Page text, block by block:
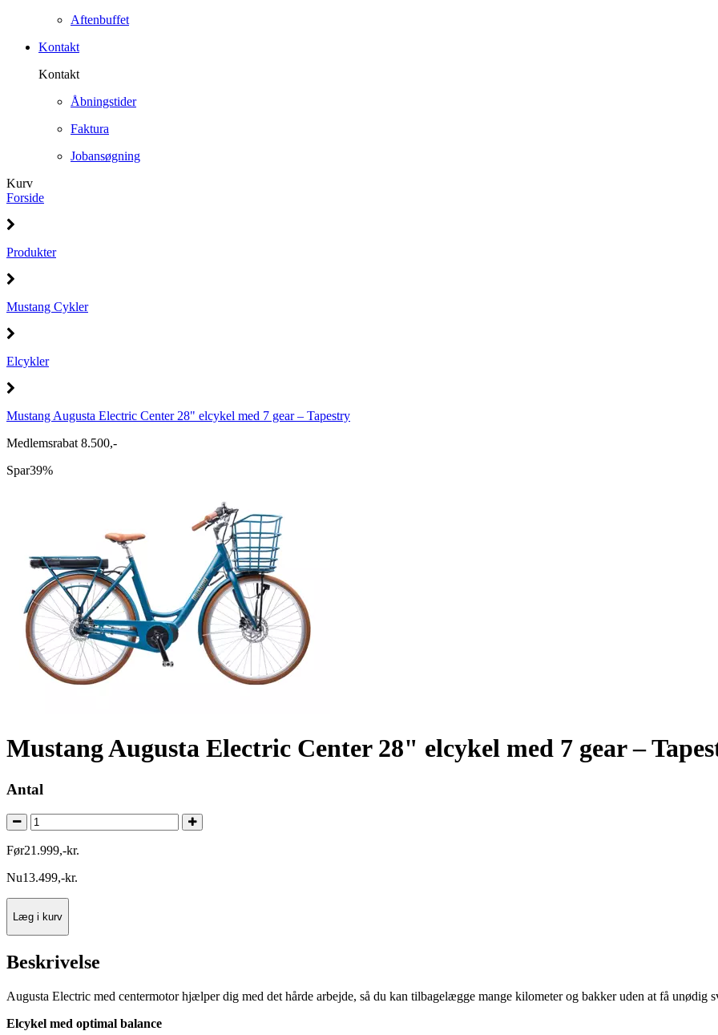
Aftenbuffet
Kontakt
Kontakt
Åbningstider
Faktura
Jobansøgning
Kurv
Forside
Produkter
Mustang Cykler
Elcykler
Mustang Augusta Electric Center 28" elcykel med 7 gear – Tapestry
Medlemsrabat 8.500,-
Spar39%
Mustang Augusta Electric Center 28" elcykel med 7 gear –
Antal
Før21.999,-kr.
Nu13.499,-kr.
Læg i kurv
Beskrivelse
Augusta Electric med centermotor hjælper dig med det hårde arbejde, så du kan tilbagelægge mange kilometer og bakker uden at få unødig
Elcykel med optimal balance